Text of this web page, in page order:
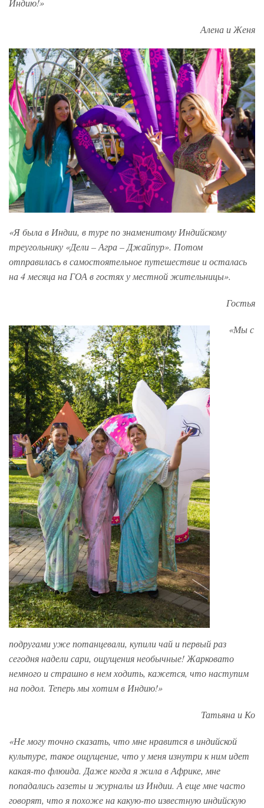
Индию!»
Алена и Женя
«Я была в Индии, в туре по знаменитому Индийскому
треугольнику «Дели – Агра – Джайпур». Потом
отправилась в самостоятельное путешествие и осталась
на 4 месяца на ГОА в гостях у местной жительницы».
Гостья
«Мы с
подругами уже потанцевали, купили чай и первый раз
сегодня надели сари, ощущения необычные! Жарковато
немного и страшно в нем ходить, кажется, что наступим
на подол. Теперь мы хотим в Индию!»
Татьяна и Ко
«Не могу точно сказать, что мне нравится в индийской
культуре, такое ощущение, что у меня изнутри к ним идет
какая-то флюида. Даже когда я жила в Африке, мне
попадались газеты и журналы из Индии. А еще мне часто
говорят, что я похоже на какую-то известную индийскую